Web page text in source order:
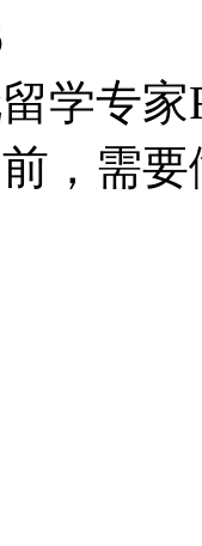
家
，需